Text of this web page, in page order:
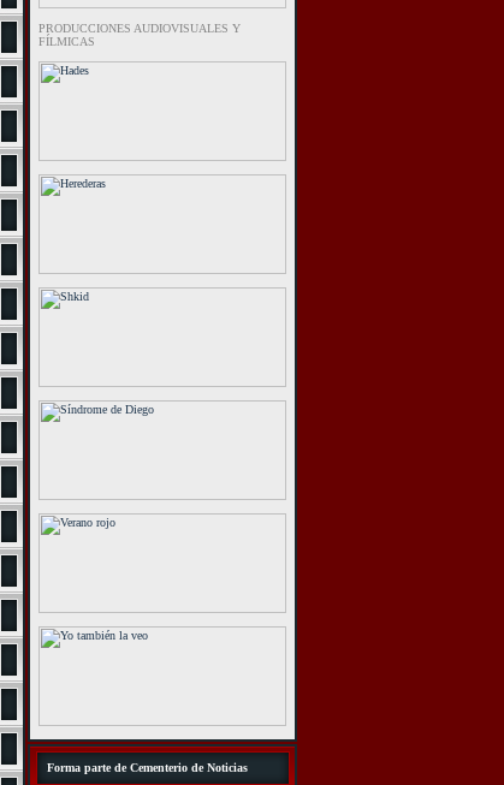
PRODUCCIONES AUDIOVISUALES Y
FÍLMICAS
Forma parte de Cementerio de Noticias